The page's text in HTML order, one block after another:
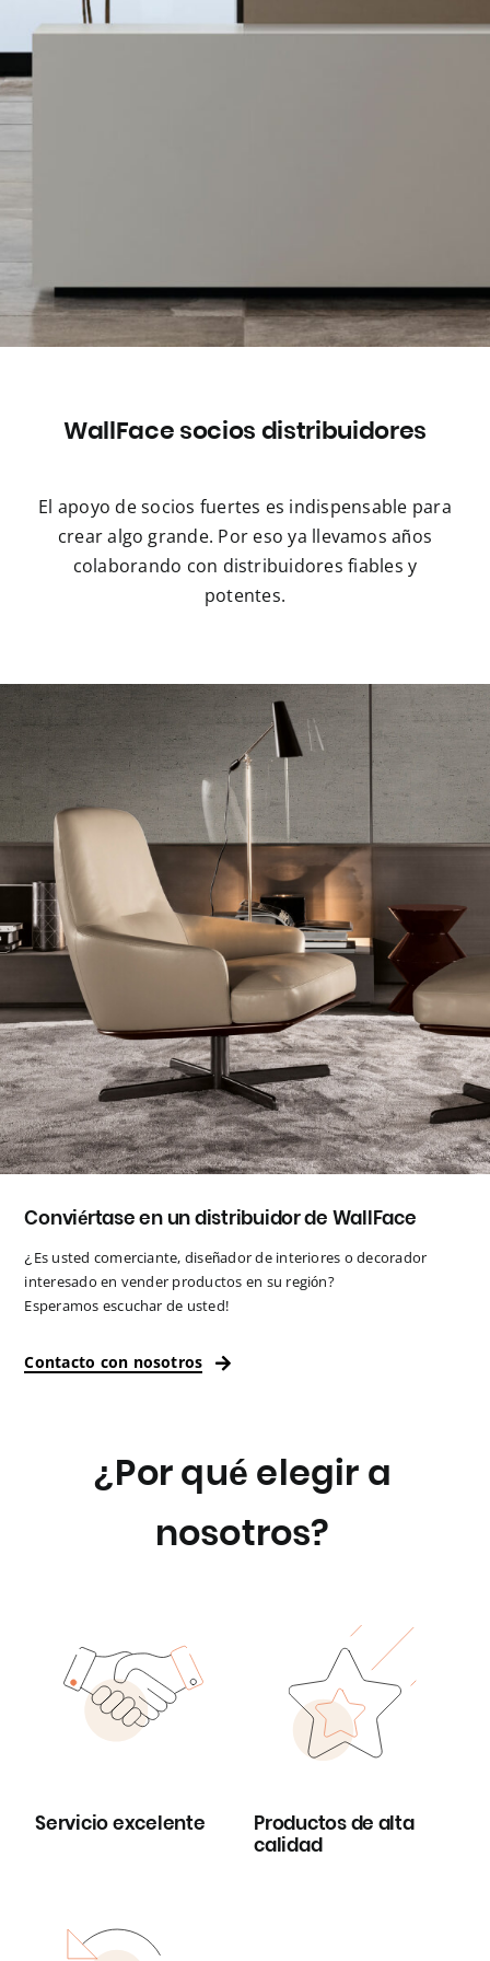
WallFace socios distribuidores
El apoyo de socios fuertes es indispensable para
crear algo grande. Por eso ya llevamos años
colaborando con distribuidores fiables y
potentes.
Conviértase en un distribuidor de WallFace
¿Es usted comerciante, diseñador de interiores o decorador
interesado en vender productos en su región?
Esperamos escuchar de usted!
Contacto con nosotros
¿Por qué elegir a
nosotros?
Servicio excelente
Productos de alta
calidad